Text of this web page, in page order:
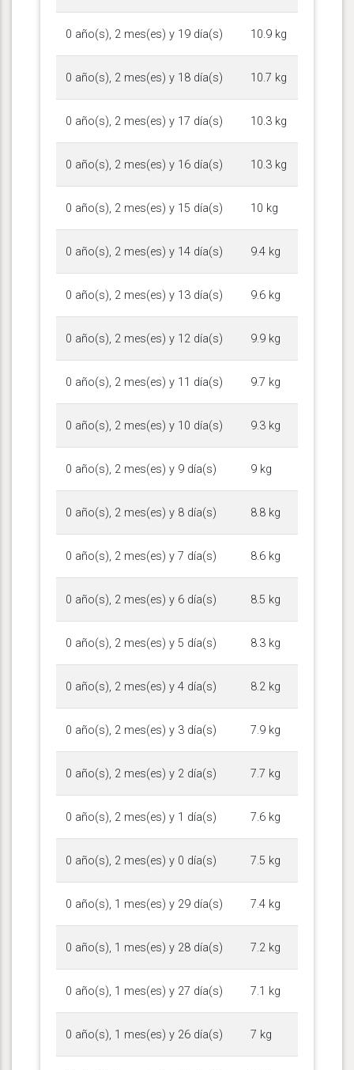
0 año(s), 2 mes(es) y 19 día(s) 10.9 kg
0 año(s), 2 mes(es) y 18 día(s) 10.7 kg
0 año(s), 2 mes(es) y 17 día(s) 10.3 kg
0 año(s), 2 mes(es) y 16 día(s) 10.3 kg
0 año(s), 2 mes(es) y 15 día(s) 10 kg
0 año(s), 2 mes(es) y 14 día(s) 9.4 kg
0 año(s), 2 mes(es) y 13 día(s) 9.6 kg
0 año(s), 2 mes(es) y 12 día(s) 9.9 kg
0 año(s), 2 mes(es) y 11 día(s) 9.7 kg
0 año(s), 2 mes(es) y 10 día(s) 9.3 kg
0 año(s), 2 mes(es) y 9 día(s) 9 kg
0 año(s), 2 mes(es) y 8 día(s) 8.8 kg
0 año(s), 2 mes(es) y 7 día(s) 8.6 kg
0 año(s), 2 mes(es) y 6 día(s) 8.5 kg
0 año(s), 2 mes(es) y 5 día(s) 8.3 kg
0 año(s), 2 mes(es) y 4 día(s) 8.2 kg
0 año(s), 2 mes(es) y 3 día(s) 7.9 kg
0 año(s), 2 mes(es) y 2 día(s) 7.7 kg
0 año(s), 2 mes(es) y 1 día(s) 7.6 kg
0 año(s), 2 mes(es) y 0 día(s) 7.5 kg
0 año(s), 1 mes(es) y 29 día(s) 7.4 kg
0 año(s), 1 mes(es) y 28 día(s) 7.2 kg
0 año(s), 1 mes(es) y 27 día(s) 7.1 kg
0 año(s), 1 mes(es) y 26 día(s) 7 kg